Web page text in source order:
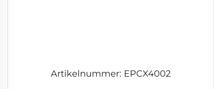
Artikelnummer: EPCX4002